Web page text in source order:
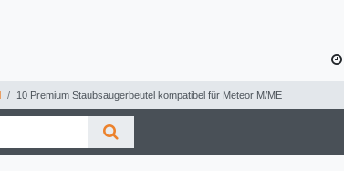
10 Premium Staubsaugerbeutel kompatibel für Meteor M/ME